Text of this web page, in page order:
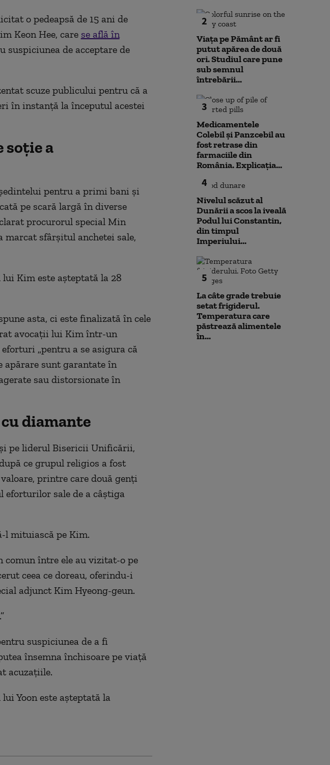
o pedeapsă de 15 ani de
Keon Hee, care se află în
suspiciunea de acceptare de
scuze publicului pentru că a
în instanţă la începutul acestei
soţie a
pentru a primi bani şi
pe scară largă în diverse
procurorul special Min
marcat sfârşitul anchetei sale,
Kim este aşteptată la 28
asta, ci este finalizată în cele
avocaţii lui Kim într-un
„pentru a se asigura că
sunt garantate în
sau distorsionate în
diamante
pe liderul Bisericii Unificării,
ce grupul religios a fost
printre care două genţi
eforturilor sale de a câştiga
l mituiască pe Kim.
comun între ele au vizitat-o pe
ceea ce doreau, oferindu-i
adjunct Kim Hyeong-geun.
suspiciunea de a fi
însemna închisoare pe viaţă
acuzaţiile.
Yoon este aşteptată la
2
Viața pe Pământ ar fi
putut apărea de două
ori. Studiul care pune
sub semnul
întrebării...
3
Medicamentele
Colebil și Panzcebil au
fost retrase din
farmaciile din
România. Explicația...
4
Nivelul scăzut al
Dunării a scos la iveală
Podul lui Constantin,
din timpul
Imperiului...
5
La câte grade trebuie
setat frigiderul.
Temperatura care
păstrează alimentele
în...